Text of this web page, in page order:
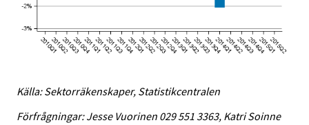
Källa: Sektorräkenskaper, Statistikcentralen
Förfrågningar: Jesse Vuorinen 029 551 3363, Katri Soinne